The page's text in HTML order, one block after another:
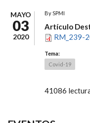
MAYO
03
2020
BySPMI
Artículo
RM_239-
Tema:
Covid-19
41086